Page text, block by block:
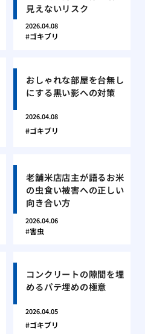
見えないリスク
2026.04.08
ゴキブリ
おしゃれな部屋を台無し
にする黒い影への対策
2026.04.08
ゴキブリ
老舗米店店主が語るお米
の虫食い被害への正しい
向き合い方
2026.04.06
害虫
コンクリートの隙間を埋
めるパテ埋めの極意
2026.04.05
ゴキブリ